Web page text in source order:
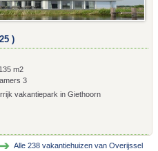
)
m2
3
vakantiepark in Giethoorn
Alle 238 vakantiehuizen van Overijssel